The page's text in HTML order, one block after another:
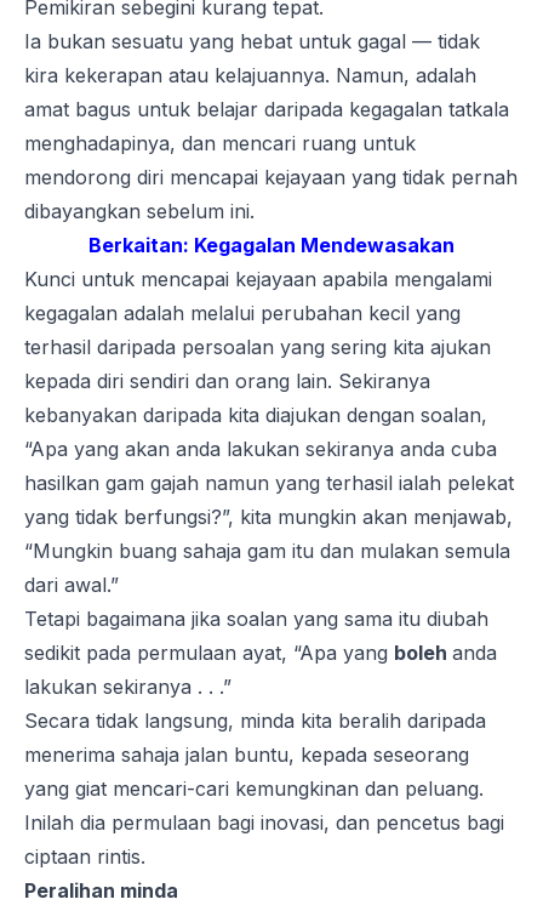
Pemikiran sebegini kurang tepat.
Ia bukan sesuatu yang hebat untuk gagal — tidak
kira kekerapan atau kelajuannya. Namun, adalah
amat bagus untuk belajar daripada kegagalan tatkala
menghadapinya, dan mencari ruang untuk
mendorong diri mencapai kejayaan yang tidak pernah
dibayangkan sebelum ini.
Berkaitan: Kegagalan Mendewasakan
Kunci untuk mencapai kejayaan apabila mengalami
kegagalan adalah melalui perubahan kecil yang
terhasil daripada persoalan yang sering kita ajukan
kepada diri sendiri dan orang lain. Sekiranya
kebanyakan daripada kita diajukan dengan soalan,
“Apa yang akan anda lakukan sekiranya anda cuba
hasilkan gam gajah namun yang terhasil ialah pelekat
yang tidak berfungsi?”, kita mungkin akan menjawab,
“Mungkin buang sahaja gam itu dan mulakan semula
dari awal.”
Tetapi bagaimana jika soalan yang sama itu diubah
sedikit pada permulaan ayat, “Apa yang boleh anda
lakukan sekiranya . . .”
Secara tidak langsung, minda kita beralih daripada
menerima sahaja jalan buntu, kepada seseorang
yang giat mencari-cari kemungkinan dan peluang.
Inilah dia permulaan bagi inovasi, dan pencetus bagi
ciptaan rintis.
Peralihan minda